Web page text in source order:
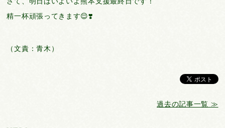
精一杯頑張ってきます😌❣️
（文責：青木）
過去の記事一覧 ≫